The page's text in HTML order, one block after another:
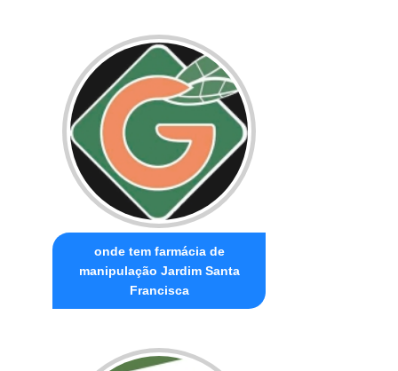
onde tem farmácia de
manipulação Jardim Santa
Francisca